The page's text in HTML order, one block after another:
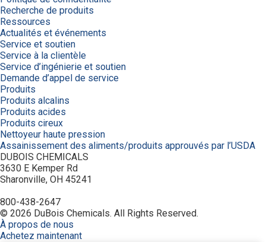
Recherche de produits
Ressources
Actualités et événements
Service et soutien
Service à la clientèle
Service d’ingénierie et soutien
Demande d’appel de service
Produits
Produits alcalins
Produits acides
Produits cireux
Nettoyeur haute pression
Assainissement des aliments/produits approuvés par l’USDA
DUBOIS CHEMICALS
3630 E Kemper Rd
Sharonville, OH 45241
800-438-2647
© 2026 DuBois Chemicals. All Rights Reserved.
À propos de nous
Achetez maintenant